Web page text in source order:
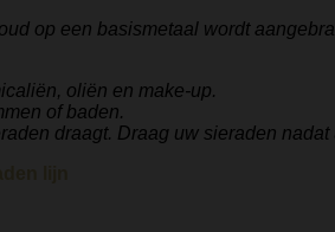
op een basismetaal wordt
oliën en make-up.
of baden.
draagt. Draag uw sieraden